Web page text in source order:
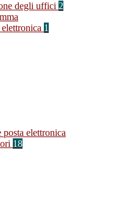
degli uffici 2
1
posta elettronica
18